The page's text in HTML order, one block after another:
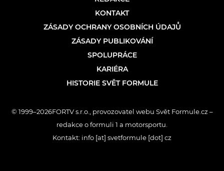
KONTAKT
ZÁSADY OCHRANY OSOBNÍCH ÚDAJŮ
ZÁSADY PUBLIKOVÁNÍ
SPOLUPRÁCE
KARIÉRA
HISTORIE SVĚT FORMULE
© 1999–2026FORTV s.r.o., provozovatel webu Svět Formule.cz –
redakce o formuli 1 a motorsportu.
Kontakt: info [at] svetformule [dot] cz